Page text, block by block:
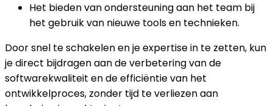
Het bieden van ondersteuning aan het team bij
het gebruik van nieuwe tools en technieken.
Door snel te schakelen en je expertise in te zetten, kun
je direct bijdragen aan de verbetering van de
softwarekwaliteit en de efficiëntie van het
ontwikkelproces, zonder tijd te verliezen aan